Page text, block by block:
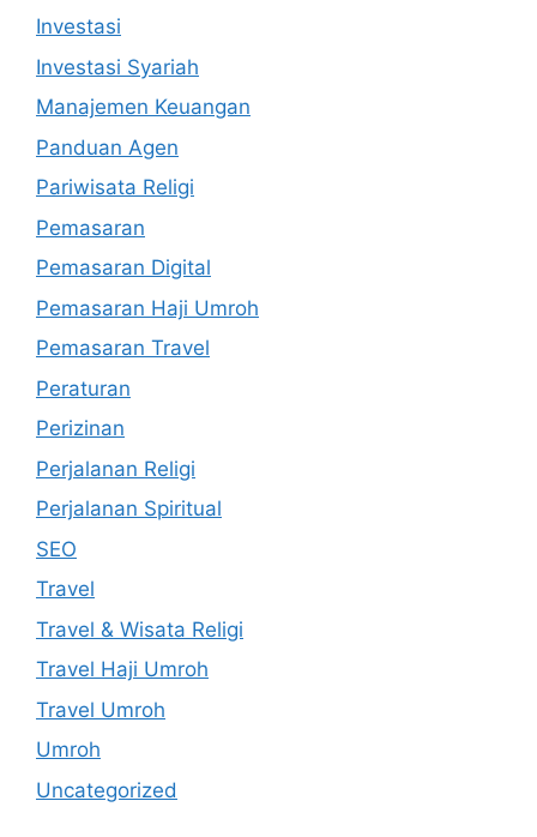
Investasi
Investasi Syariah
Manajemen Keuangan
Panduan Agen
Pariwisata Religi
Pemasaran
Pemasaran Digital
Pemasaran Haji Umroh
Pemasaran Travel
Peraturan
Perizinan
Perjalanan Religi
Perjalanan Spiritual
SEO
Travel
Travel & Wisata Religi
Travel Haji Umroh
Travel Umroh
Umroh
Uncategorized